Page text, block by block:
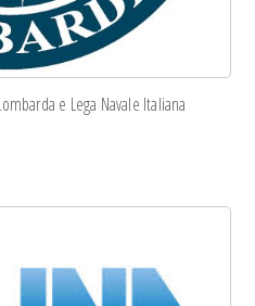
e Lega Navale Italiana